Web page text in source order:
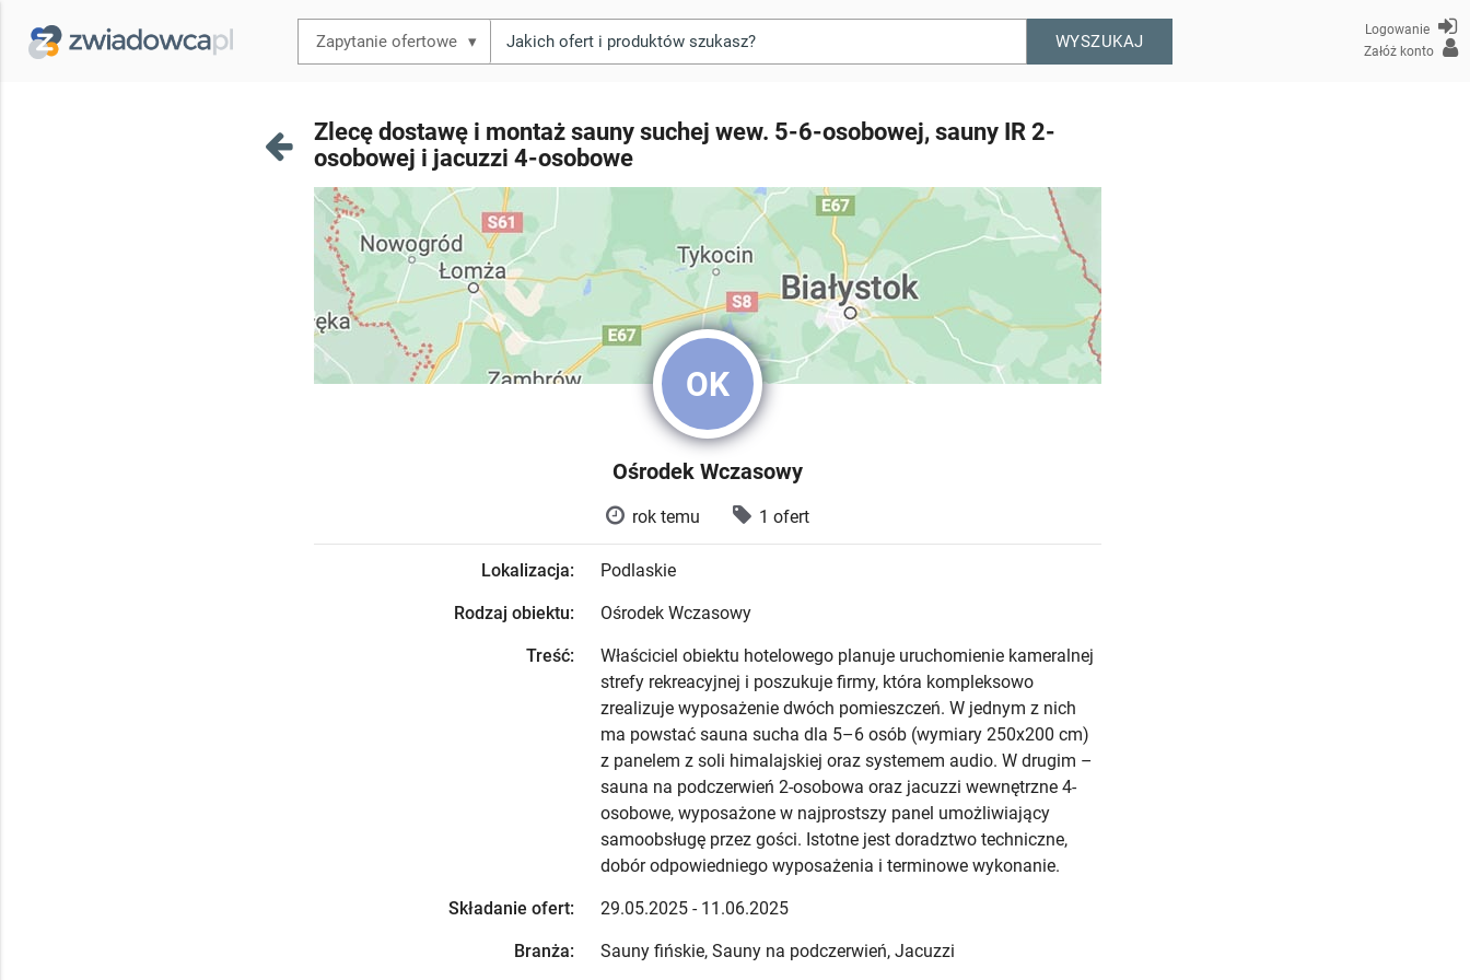
▾ WYSZUKAJ
Logowanie
Załóż konto
Zlecę dostawę i montaż sauny suchej wew. 5-6-osobowej, sauny IR 2-
osobowej i jacuzzi 4-osobowe
OK
Ośrodek Wczasowy
rok temu 1 ofert
Lokalizacja: Podlaskie
Rodzaj obiektu: Ośrodek Wczasowy
Treść:
Właściciel obiektu hotelowego planuje uruchomienie kameralnej
strefy rekreacyjnej i poszukuje firmy, która kompleksowo
zrealizuje wyposażenie dwóch pomieszczeń. W jednym z nich
ma powstać sauna sucha dla 5–6 osób (wymiary 250x200 cm)
z panelem z soli himalajskiej oraz systemem audio. W drugim –
sauna na podczerwień 2-osobowa oraz jacuzzi wewnętrzne 4-
osobowe, wyposażone w najprostszy panel umożliwiający
samoobsługę przez gości. Istotne jest doradztwo techniczne,
dobór odpowiedniego wyposażenia i terminowe wykonanie.
Składanie ofert: 29.05.2025 - 11.06.2025
Branża: Sauny fińskie, Sauny na podczerwień, Jacuzzi